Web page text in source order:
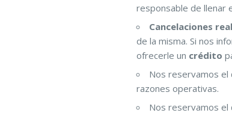
responsable de llenar
Cancelaciones
de la misma. Si nos
ofrecerle un crédito
Nos reservamos el
razones operativas.
Nos reservamos el